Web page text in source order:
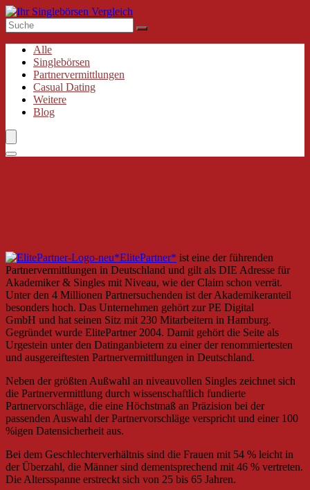
Alle
Singlebörsen
Partnervermittlungen
Casual Dating
Weitere
Blog
ElitePartner
ist eine der führenden
Partnervermittlungen in Deutschland und gilt als DIE Adresse für
Akademiker & Singles mit Niveau, wie der Claim schon verrät.
Unter den 4 Millionen Partnersuchenden ist der Akademikeranteil
besonders hoch. Das Unternehmen gehört zur PE Digital
GmbH und hat seinen Sitz mit 230 Mitarbeitern in Hamburg.
Gegründet wurde ElitePartner 2004. Damit gehört die Seite als
Urgestein unter den Datinganbietern zu einer der renommiertesten
und ausgereiftesten Partnervermittlungen in Deutschland.
Neben der größten Außwahl an niveauvollen Singles zeichnet sich
die Partnervermittlung durch wissenschaftlich fundierte
Partnervorschläge, die eine Höchstmaß an Präzision bei der
passenden Auswahl der Partnervorschläge verspricht und einer 100
%igen Datensicherheit aus.
Bei dem Geschlechterverhältnis sind die Frauen mit 54 % leicht in
der Überzahl, die Männer sind dementsprechend mit 46 % vertreten.
Die Altersspanne erstreckt sich von 25 bis 65 Jahren.